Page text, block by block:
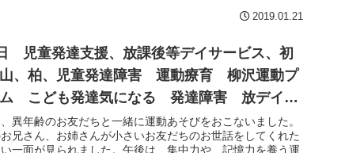
2019.01.21
児童発達支援、放課後等デイサービス、初
、柏、児童発達障害 運動療育 柳沢運動プ
ム こども発達気になる 発達障害 放デイ
学習障害 LD ADHD アスペルガー症候群
異年齢のお友だちと一緒に運動あそびをおこないました。
兄さん、お姉さんが小さいお友だちのお世話をしてくれた
一面が見られました。午後は、集中力や、記憶力を養う運